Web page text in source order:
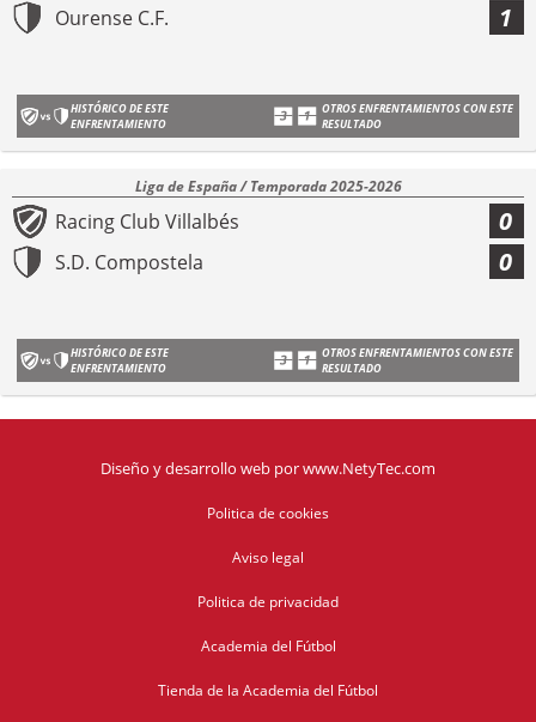
Ourense C.F. 1
HISTÓRICO DE ESTE
ENFRENTAMIENTO
OTROS ENFRENTAMIENTOS CON ESTE
RESULTADO
Liga de España / Temporada 2025-2026
Racing Club Villalbés 0
S.D. Compostela 0
HISTÓRICO DE ESTE
ENFRENTAMIENTO
OTROS ENFRENTAMIENTOS CON ESTE
RESULTADO
Diseño y desarrollo web porwww.NetyTec.com
Politica de cookies
Aviso legal
Politica de privacidad
Academia del Fútbol
Tienda de la Academia del Fútbol